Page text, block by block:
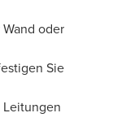
oder
Sie